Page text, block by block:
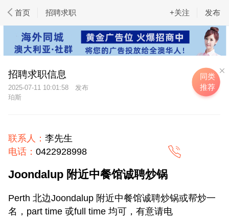
首页 招聘求职 发布
+关注
招聘求职信息
2025-07-11 10:01:58
珀斯
联系人： 李先生
电话： 0422928998
Joondalup 附近中餐馆诚聘炒锅
Perth 北边Joondalup 附近中餐馆诚聘炒锅或帮炒一
名，part time 戓full time 均可，有意请电
同类
推荐